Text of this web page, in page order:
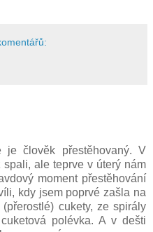
člověk přestěhovaný. V
ale teprve v úterý nám
moment přestěhování
kdy jsem poprvé zašla na
cukety, ze spirály
polévka. A v dešti